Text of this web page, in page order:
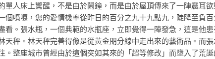
人床上驚醒，不是由於鬧鐘，而是由於屋頂傳來了一陣震耳
噴嚏，您的愛情機率從昨日的百分之九十九點九，陡降至負
。張水瓶，一個典範的水瓶座，立即覺得一陣發急，這是他
秤。林天秤完善得像是從黃金朋分線中走出來的藝術品。而
整座城市曾經由於這個突如其來的「超等修改」而墮入了荒誕